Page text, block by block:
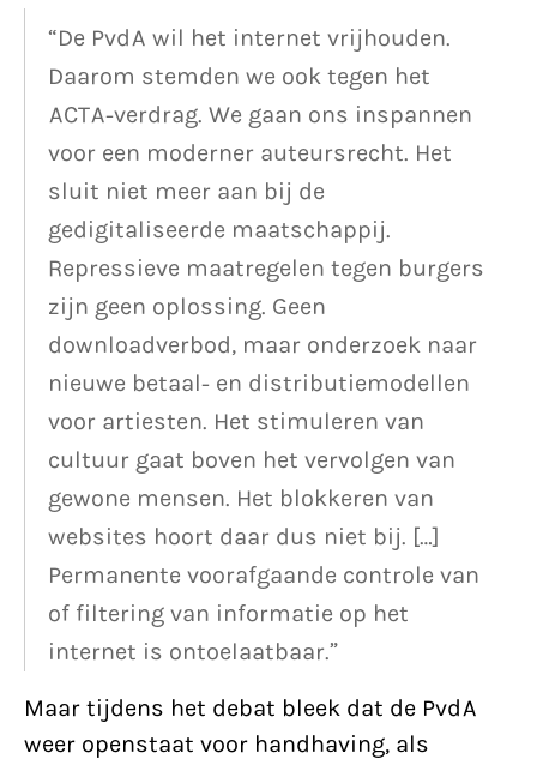
“De PvdA wil het internet vrijhouden.
Daarom stemden we ook tegen het
ACTA-verdrag. We gaan ons inspannen
voor een moderner auteursrecht. Het
sluit niet meer aan bij de
gedigitaliseerde maatschappij.
Repressieve maatregelen tegen burgers
zijn geen oplossing. Geen
downloadverbod, maar onderzoek naar
nieuwe betaal- en distributiemodellen
voor artiesten. Het stimuleren van
cultuur gaat boven het vervolgen van
gewone mensen. Het blokkeren van
websites hoort daar dus niet bij. […]
Permanente voorafgaande controle van
of filtering van informatie op het
internet is ontoelaatbaar.”
Maar tijdens het debat bleek dat de PvdA
weer openstaat voor handhaving, als